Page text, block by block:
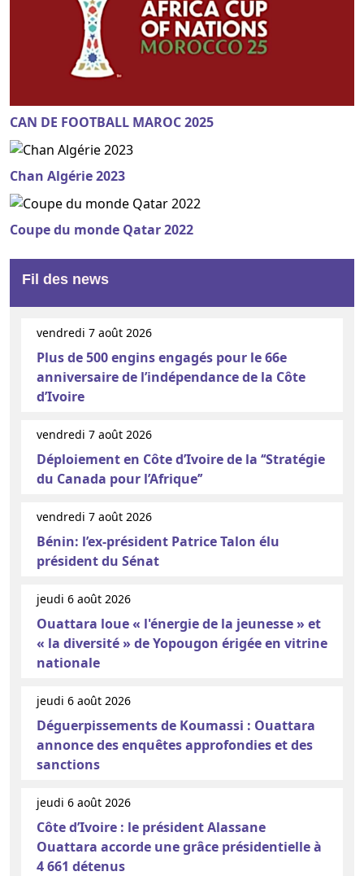
CAN DE FOOTBALL MAROC 2025
Chan Algérie 2023
Coupe du monde Qatar 2022
Fil des news
vendredi 7 août 2026
Plus de 500 engins engagés pour le 66e
anniversaire de l’indépendance de la Côte
d’Ivoire
vendredi 7 août 2026
Déploiement en Côte d’Ivoire de la ‘‘Stratégie
du Canada pour l’Afrique’’
vendredi 7 août 2026
Bénin: l’ex-président Patrice Talon élu
président du Sénat
jeudi 6 août 2026
Ouattara loue « l'énergie de la jeunesse » et
« la diversité » de Yopougon érigée en vitrine
nationale
jeudi 6 août 2026
Déguerpissements de Koumassi : Ouattara
annonce des enquêtes approfondies et des
sanctions
jeudi 6 août 2026
Côte d’Ivoire : le président Alassane
Ouattara accorde une grâce présidentielle à
4 661 détenus